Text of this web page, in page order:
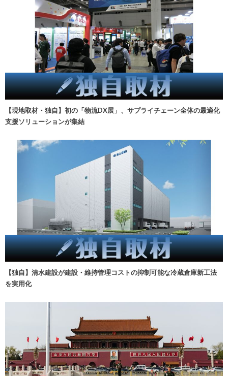
【現地取材・独自】初の「物流DX展」、サプライチェーン全体の最適化
支援ソリューションが集結
【独自】清水建設が建設・維持管理コストの抑制可能な冷蔵倉庫新工法
を実用化